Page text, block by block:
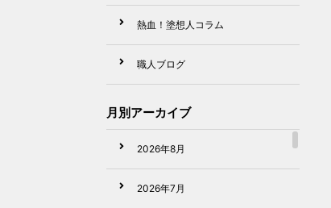
熱血！塗想人コラム
職人ブログ
月別アーカイブ
2026年8月
2026年7月